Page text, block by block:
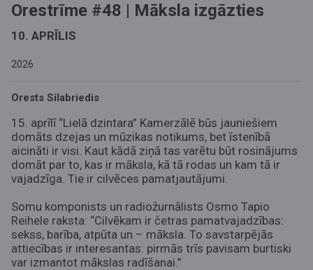
Orestrīme #48 | Māksla izgāzties
10. APRĪLIS
2026
Orests Silabriedis
15. aprīlī “Lielā dzintara” Kamerzālē būs jauniešiem
domāts dzejas un mūzikas notikums, bet īstenībā
aicināti ir visi. Kaut kādā ziņā tas varētu būt rosinājums
domāt par to, kas ir māksla, kā tā rodas un kam tā ir
vajadzīga. Tie ir cilvēces pamatjautājumi.
Somu komponists un radiožurnālists Osmo Tapio
Reihele raksta: “Cilvēkam ir četras pamatvajadzības:
sekss, barība, atpūta un – māksla. To savstarpējās
attiecības ir interesantas: pirmās trīs pavisam burtiski
var izmantot mākslas radīšanai.”